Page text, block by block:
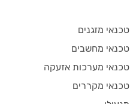
טכנאי מזגנים
טכנאי מחשבים
טכנאי מערכות אזעקה
טכנאי מקררים